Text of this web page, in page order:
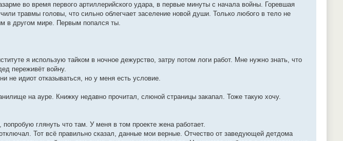
во время первого артиллерийского удара, в первые минуты с начала войны. Горевшая
травмы головы, что сильно облегчает заселение новой души. Только любого в тело не
в другом мире. Первым попался ты.
я использую тайком в ночное дежурство, затру потом логи работ. Мне нужно знать, что
переживёт войну.
не идиот отказываться, но у меня есть условие.
на ауре. Книжку недавно прочитал, слюной страницы закапал. Тоже такую хочу.
глянуть что там. У меня в том проекте жена работает.
Тот всё правильно сказал, данные мои верные. Отчество от заведующей детдома